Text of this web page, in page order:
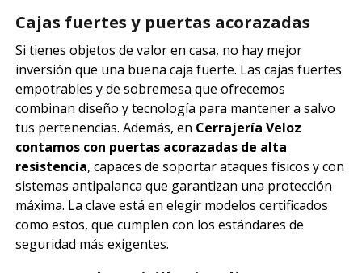
Cajas fuertes y puertas acorazadas
Si tienes objetos de valor en casa, no hay mejor
inversión que una buena caja fuerte. Las cajas fuertes
empotrables y de sobremesa que ofrecemos
combinan diseño y tecnología para mantener a salvo
tus pertenencias. Además, en Cerrajería Veloz
contamos con puertas acorazadas de alta
resistencia, capaces de soportar ataques físicos y con
sistemas antipalanca que garantizan una protección
máxima. La clave está en elegir modelos certificados
como estos, que cumplen con los estándares de
seguridad más exigentes.